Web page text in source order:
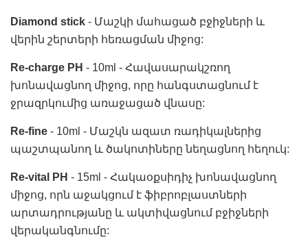
Diamond stick - Մաշկի մահացած բջիջների և
վերին շերտերի հեռացման միջոց:
Re-charge PH - 10ml - Հավասարակշռող
խոնավացնող միջոց, որը հանգստացնում է
ջրազրկումից առաջացած վնասը:
Re-fine - 10ml - Մաշկն ազատ ռադիկալներից
պաշտպանող և ծակոտիները նեղացնող հեղուկ:
Re-vital PH - 15ml - Հակաօքսիդիչ խոնավացնող
միջոց, որն աջակցում է ֆիբրոբլաստների
արտադրությանը և ակտիվացնում բջիջների
վերականգնումը: